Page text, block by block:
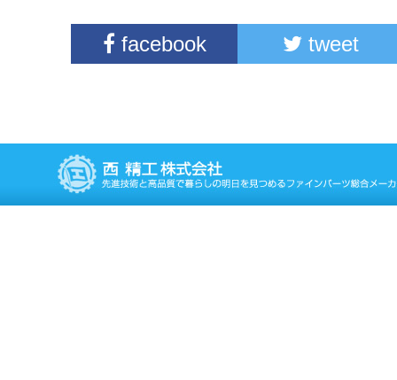
facebook tweet